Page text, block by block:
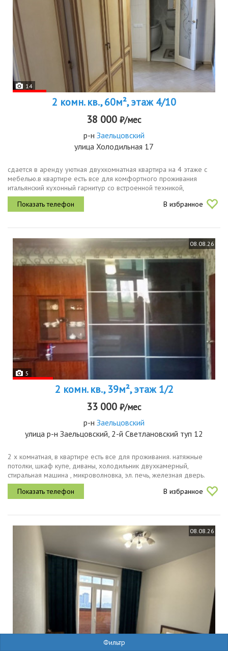
Фильтр
14
2 комн. кв., 60м², этаж 4/10
38 000 ₽/мес
р-н Заельцовский
улица Холодильная 17
сдается в аренду уютная двухкомнатная квартира на 4 этаже с
мебелью.в квартире есть все для комфортного проживания
итальянский кухонный гарнитур со встроенной техникой,
посудомоечная машина, духовый шкаф с микроволновкой,
стриралка, чайник, утюг,...
В избранное
08.08.26
5
2 комн. кв., 39м², этаж 1/2
33 000 ₽/мес
р-н Заельцовский
улица р-н Заельцовский, 2-й Светлановский туп 12
2 х комнатная, в квартире есть все для проживания. натяжные
потолки, шкаф купе, диваны, холодильник двухкамерный,
стиральная машина , микроволновка, эл. печь, железная дверь.
рядом магазин метро, ярче, медицинский университет, сгупс,
школа. все...
В избранное
08.08.26